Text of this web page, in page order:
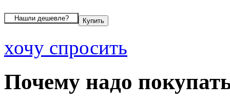
хочу спросить
Почему надо